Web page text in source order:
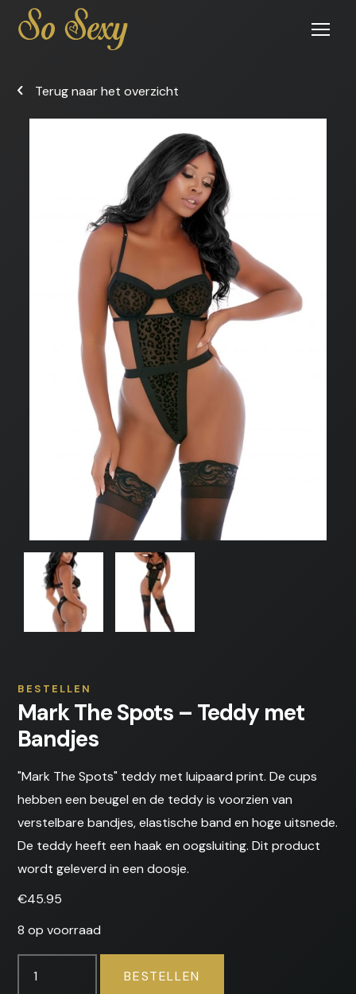
Open
Terug naar het overzicht
BESTELLEN
Mark The Spots – Teddy met
Bandjes
"Mark The Spots" teddy met luipaard print. De cups
hebben een beugel en de teddy is voorzien van
verstelbare bandjes, elastische band en hoge uitsnede.
De teddy heeft een haak en oogsluiting. Dit product
wordt geleverd in een doosje.
€45.95
8 op voorraad
BESTELLEN